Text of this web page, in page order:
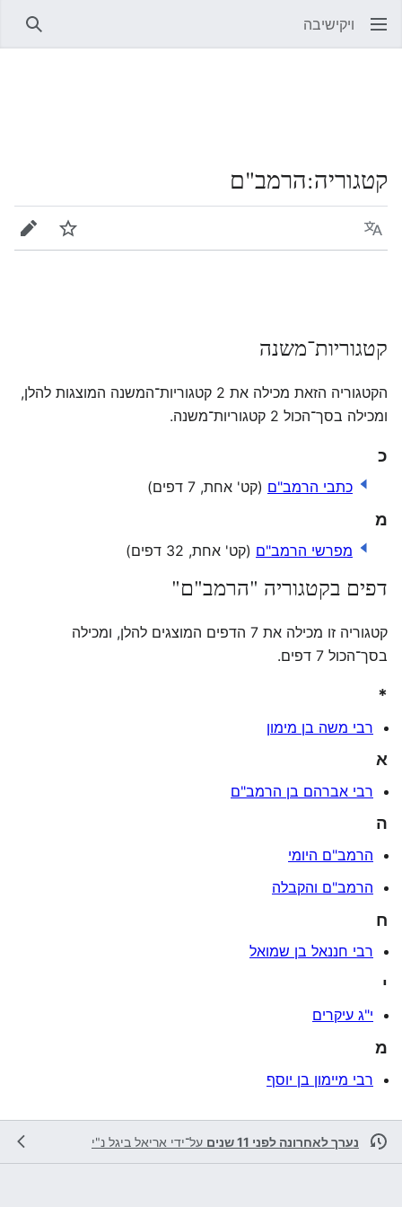
ויקישיבה
קטגוריה:הרמב"ם
שפה מעקב
קטגוריות־משנה
הקטגוריה הזאת מכילה את 2 קטגוריות־המשנה המוצגות להלן,
ומכילה בסך־הכול 2 קטגוריות־משנה.
כ
כתבי הרמב"ם (קט' אחת, 7 דפים)
מ
מפרשי הרמב"ם (קט' אחת, 32 דפים)
דפים בקטגוריה "הרמב"ם"
קטגוריה זו מכילה את 7 הדפים המוצגים להלן, ומכילה
בסך־הכול 7 דפים.
*
רבי משה בן מימון
א
רבי אברהם בן הרמב"ם
ה
הרמב"ם היומי
הרמב"ם והקבלה
ח
רבי חננאל בן שמואל
י
י"ג עיקרים
מ
רבי מיימון בן יוסף
נערך לאחרונה לפני 11 שנים על־ידי אריאל ביגל נ"י